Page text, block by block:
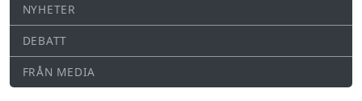
NYHETER
DEBATT
FRÅN MEDIA